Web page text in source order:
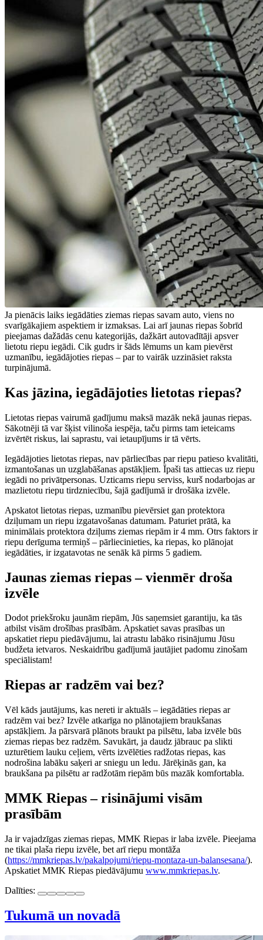
Ja pienācis laiks iegādāties ziemas riepas savam auto, viens no
svarīgākajiem aspektiem ir izmaksas. Lai arī jaunas riepas šobrīd
pieejamas dažādās cenu kategorijās, dažkārt autovadītāji apsver
lietotu riepu iegādi. Cik gudrs ir šāds lēmums un kam pievērst
uzmanību, iegādājoties riepas – par to vairāk uzzināsiet raksta
turpinājumā.
Kas jāzina, iegādājoties lietotas riepas?
Lietotas riepas vairumā gadījumu maksā mazāk nekā jaunas riepas.
Sākotnēji tā var šķist vilinoša iespēja, taču pirms tam ieteicams
izvērtēt riskus, lai saprastu, vai ietaupījums ir tā vērts.
Iegādājoties lietotas riepas, nav pārliecības par riepu patieso kvalitāti,
izmantošanas un uzglabāšanas apstākļiem. Īpaši tas attiecas uz riepu
iegādi no privātpersonas. Uzticams riepu serviss, kurš nodarbojas ar
mazlietotu riepu tirdzniecību, šajā gadījumā ir drošāka izvēle.
Apskatot lietotas riepas, uzmanību pievērsiet gan protektora
dziļumam un riepu izgatavošanas datumam. Paturiet prātā, ka
minimālais protektora dziļums ziemas riepām ir 4 mm. Otrs faktors ir
riepu derīguma termiņš – pārliecinieties, ka riepas, ko plānojat
iegādāties, ir izgatavotas ne senāk kā pirms 5 gadiem.
Jaunas ziemas riepas – vienmēr droša
izvēle
Dodot priekšroku jaunām riepām, Jūs saņemsiet garantiju, ka tās
atbilst visām drošības prasībām. Apskatiet savas prasības un
apskatiet riepu piedāvājumu, lai atrastu labāko risinājumu Jūsu
budžeta ietvaros. Neskaidrību gadījumā jautājiet padomu zinošam
speciālistam!
Riepas ar radzēm vai bez?
Vēl kāds jautājums, kas nereti ir aktuāls – iegādāties riepas ar
radzēm vai bez? Izvēle atkarīga no plānotajiem braukšanas
apstākļiem. Ja pārsvarā plānots braukt pa pilsētu, laba izvēle būs
ziemas riepas bez radzēm. Savukārt, ja daudz jābrauc pa slikti
uzturētiem lauku ceļiem, vērts izvēlēties radžotas riepas, kas
nodrošina labāku saķeri ar sniegu un ledu. Jārēķinās gan, ka
braukšana pa pilsētu ar radžotām riepām būs mazāk komfortabla.
MMK Riepas – risinājumi visām
prasībām
Ja ir vajadzīgas ziemas riepas, MMK Riepas ir laba izvēle. Pieejama
ne tikai plaša riepu izvēle, bet arī riepu montāža
(https://mmkriepas.lv/pakalpojumi/riepu-montaza-un-balansesana/).
Apskatiet MMK Riepas piedāvājumu www.mmkriepas.lv.
Dalīties:
Tukumā un novadā